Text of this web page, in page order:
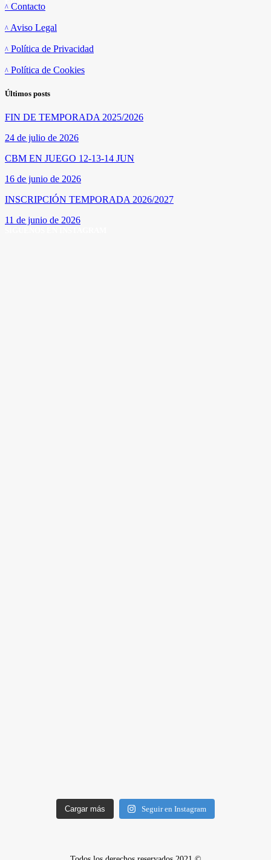
Contacto
Aviso Legal
Política de Privacidad
Política de Cookies
Últimos posts
FIN DE TEMPORADA 2025/2026
24 de julio de 2026
CBM EN JUEGO 12-13-14 JUN
16 de junio de 2026
INSCRIPCIÓN TEMPORADA 2026/2027
11 de junio de 2026
Cargar más Seguir en Instagram